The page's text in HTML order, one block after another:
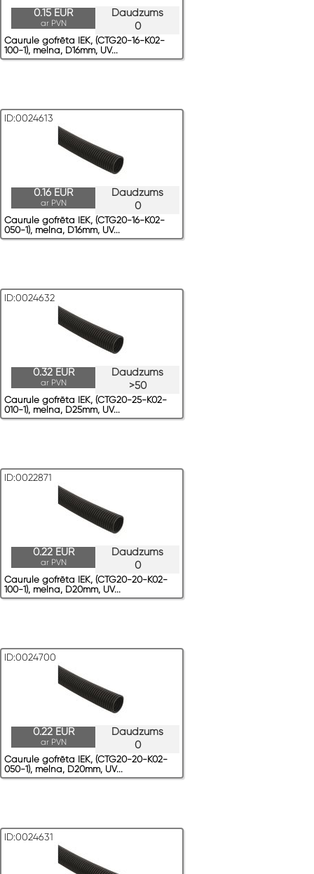
Daudzums
0
0.15 EUR
ar PVN
Caurule gofrēta IEK, (CTG20-16-K02-
100-1), melna, D16mm, UV...
ID:0024613
Daudzums
0
0.16 EUR
ar PVN
Caurule gofrēta IEK, (CTG20-16-K02-
050-1), melna, D16mm, UV...
ID:0024632
Daudzums
>50
0.32 EUR
ar PVN
Caurule gofrēta IEK, (CTG20-25-K02-
010-1), melna, D25mm, UV...
ID:0022871
Daudzums
0
0.22 EUR
ar PVN
Caurule gofrēta IEK, (CTG20-20-K02-
100-1), melna, D20mm, UV...
ID:0024700
Daudzums
0
0.22 EUR
ar PVN
Caurule gofrēta IEK, (CTG20-20-K02-
050-1), melna, D20mm, UV...
ID:0024631